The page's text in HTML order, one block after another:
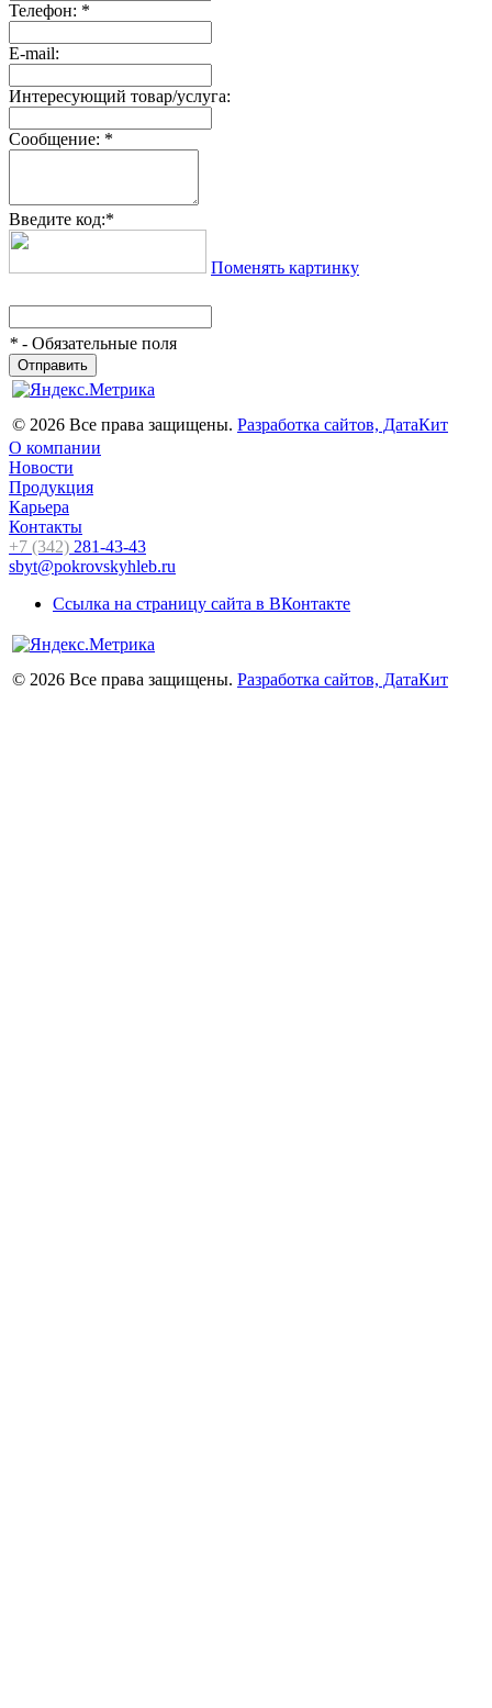
Телефон: *
E-mail:
Интересующий товар/услуга:
Сообщение: *
Введите код:*
Поменять картинку
* - Обязательные поля
Отправить
© 2026 Все права защищены. Разработка сайтов, ДатаКит
О компании
Новости
Продукция
Карьера
Контакты
+7 (342) 281-43-43
sbyt@pokrovskyhleb.ru
Ссылка на страницу сайта в ВКонтакте
© 2026 Все права защищены. Разработка сайтов, ДатаКит